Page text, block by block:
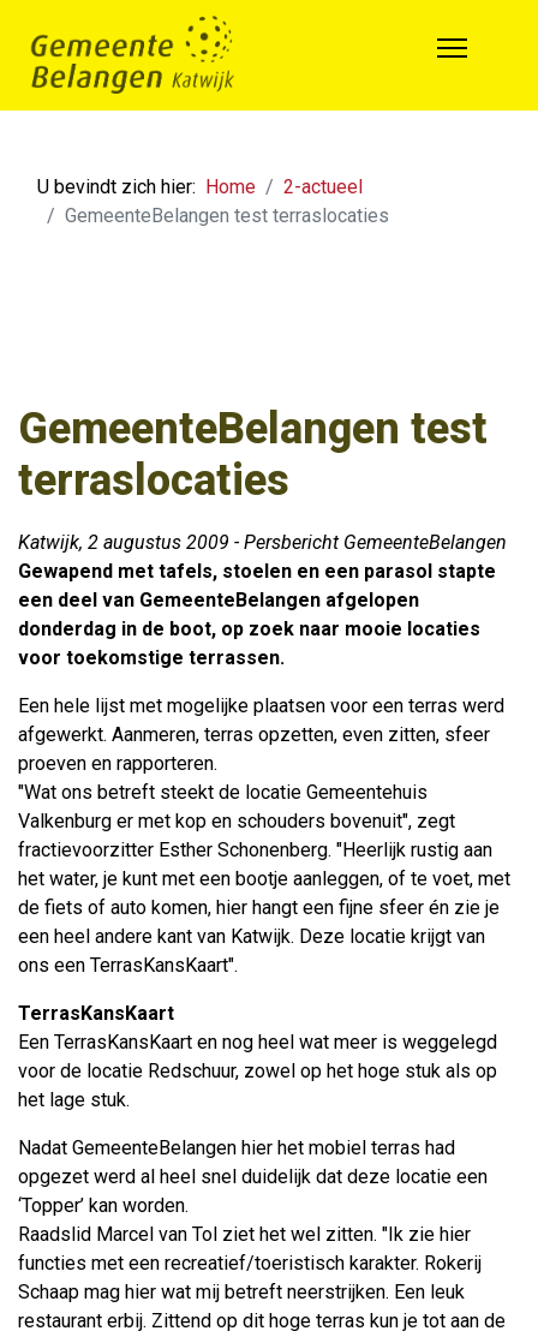
U bevindt zich hier: Home
2-actueel
GemeenteBelangen test terraslocaties
GemeenteBelangen test
terraslocaties
Katwijk, 2 augustus 2009 - Persbericht GemeenteBelangen
Gewapend met tafels, stoelen en een parasol stapte
een deel van GemeenteBelangen afgelopen
donderdag in de boot, op zoek naar mooie locaties
voor toekomstige terrassen.
Een hele lijst met mogelijke plaatsen voor een terras werd
afgewerkt. Aanmeren, terras opzetten, even zitten, sfeer
proeven en rapporteren.
"Wat ons betreft steekt de locatie Gemeentehuis
Valkenburg er met kop en schouders bovenuit", zegt
fractievoorzitter Esther Schonenberg. "Heerlijk rustig aan
het water, je kunt met een bootje aanleggen, of te voet, met
de fiets of auto komen, hier hangt een fijne sfeer én zie je
een heel andere kant van Katwijk. Deze locatie krijgt van
ons een TerrasKansKaart".
TerrasKansKaart
Een TerrasKansKaart en nog heel wat meer is weggelegd
voor de locatie Redschuur, zowel op het hoge stuk als op
het lage stuk.
Nadat GemeenteBelangen hier het mobiel terras had
opgezet werd al heel snel duidelijk dat deze locatie een
‘Topper’ kan worden.
Raadslid Marcel van Tol ziet het wel zitten. "Ik zie hier
functies met een recreatief/toeristisch karakter. Rokerij
Schaap mag hier wat mij betreft neerstrijken. Een leuk
restaurant erbij. Zittend op dit hoge terras kun je tot aan de